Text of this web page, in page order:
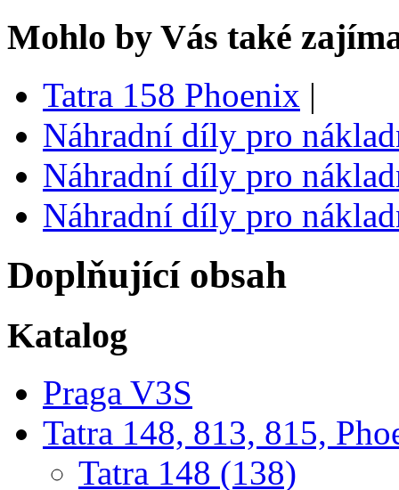
Mohlo by Vás také
Tatra 158 Phoenix |
Náhradní díly pro
Náhradní díly pro
Náhradní díly pro
Doplňující obsah
Katalog
Praga V3S
Tatra 148, 813, 815,
Tatra 148 (138)